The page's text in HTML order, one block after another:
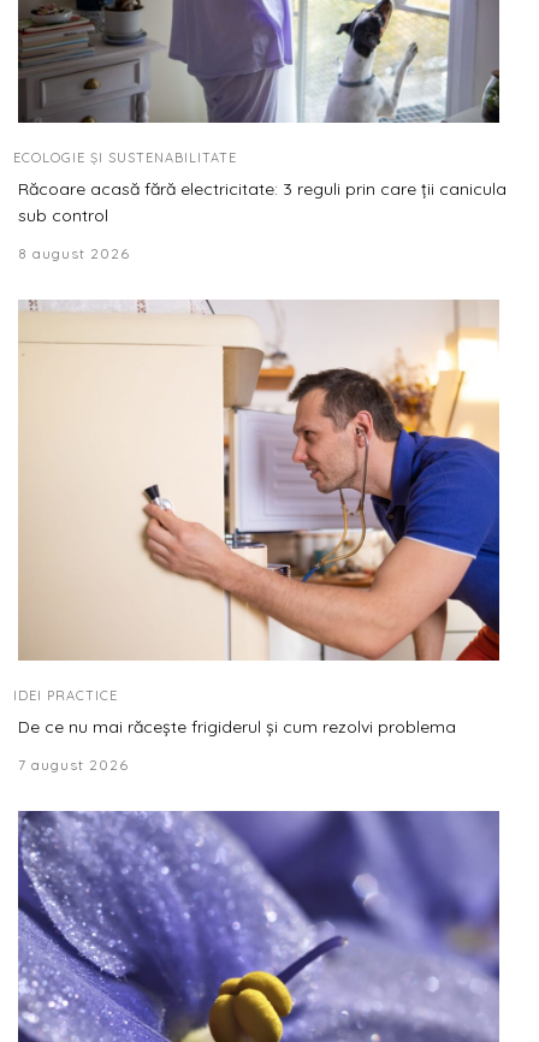
ECOLOGIE ȘI SUSTENABILITATE
Răcoare acasă fără electricitate: 3 reguli prin care ții canicula
sub control
8 august 2026
IDEI PRACTICE
De ce nu mai răcește frigiderul și cum rezolvi problema
7 august 2026